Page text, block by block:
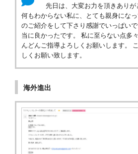
先日は、大変お力を頂きありが
何もわからない私に、とても親身にな
のご紹介をして下さり感謝でいっぱい
当に良かったです。 私に至らない点多
んどんご指導よろしくお願いします。
しくお願い致します。
海外進出